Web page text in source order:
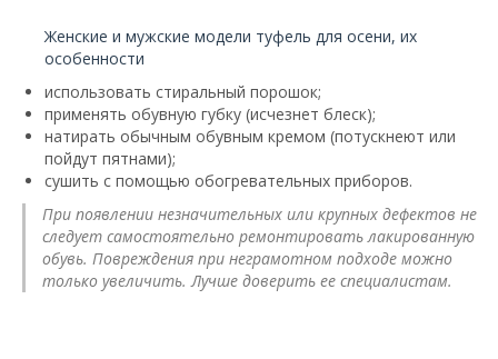
Женские и мужские модели туфель для осени, их
особенности
использовать стиральный порошок;
применять обувную губку (исчезнет блеск);
натирать обычным обувным кремом (потускнеют или
пойдут пятнами);
сушить с помощью обогревательных приборов.
При появлении незначительных или крупных дефектов не
следует самостоятельно ремонтировать лакированную
обувь. Повреждения при неграмотном подходе можно
только увеличить. Лучше доверить ее специалистам.